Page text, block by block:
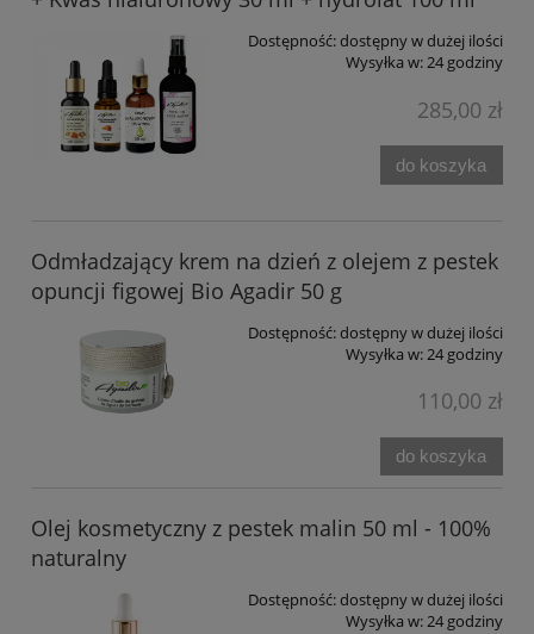
Dostępność:dostępny w dużej ilości
Wysyłka w:24 godziny
285,00 zł
do koszyka
Odmładzający krem na dzień z olejem z pestek
opuncji figowej Bio Agadir 50 g
Dostępność:dostępny w dużej ilości
Wysyłka w:24 godziny
110,00 zł
do koszyka
Olej kosmetyczny z pestek malin 50 ml - 100%
naturalny
Dostępność:dostępny w dużej ilości
Wysyłka w:24 godziny